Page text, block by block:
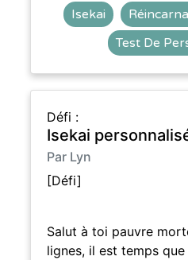
Isekai
Test De
Défi :
Isekai
Par Lyn
[Défi]
Salut à toi pauvre
lignes, il est temps